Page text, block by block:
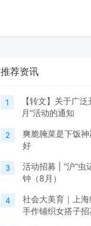
推荐资讯
1
【转文】关于广
月”活动的通知
2
爽脆腌菜是下饭
好
3
活动招募 | “沪”虫
钟（8月）
4
社会大美育｜上海
手作铺织女搭子招